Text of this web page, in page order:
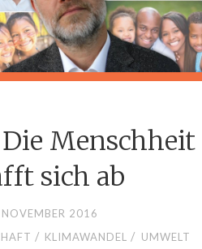
Menschheit
sich ab
2016
/ KLIMAWANDEL / UMWELT